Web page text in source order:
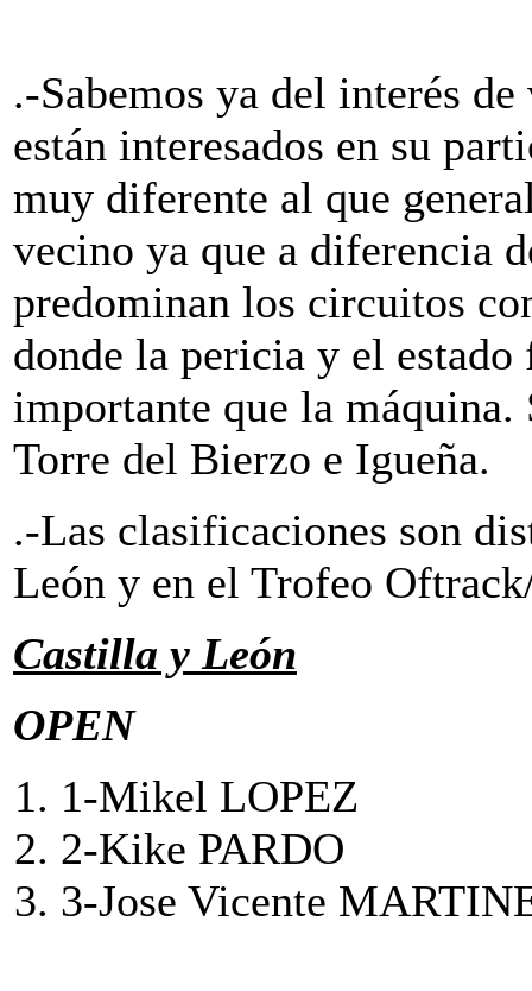
.-Sabemos ya del interés
están interesados en su
muy diferente al que
vecino ya que a diferencia
predominan los circuitos
donde la pericia y el
importante que la máquina.
Torre del Bierzo e Igueña.
.-Las clasificaciones son
León y en el Trofeo
Castilla y León
OPEN
1-Mikel
2-Kike
3-Jose Vicente